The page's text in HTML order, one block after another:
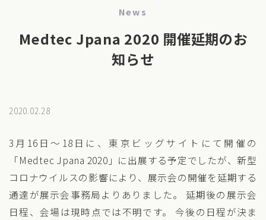
Medtec Jpana 2020 開催延期のお
知らせ
News
2020.02.28
3月16日〜18日に、東京ビッグサイトにて開催の
「Medtec Jpana 2020」に出展する予定でしたが、新型
コロナウイルスの影響により、展示会の開催を延期する
通達が展示会事務局よりありました。 延期後の展示会
日程、会場は現時点では不明です。 今後の日程が決ま